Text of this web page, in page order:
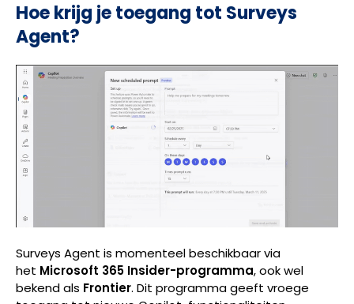
Hoe krijg je toegang tot Surveys
Agent?
Surveys Agent is momenteel beschikbaar via
het Microsoft 365 Insider-programma, ook wel
bekend als Frontier. Dit programma geeft vroege